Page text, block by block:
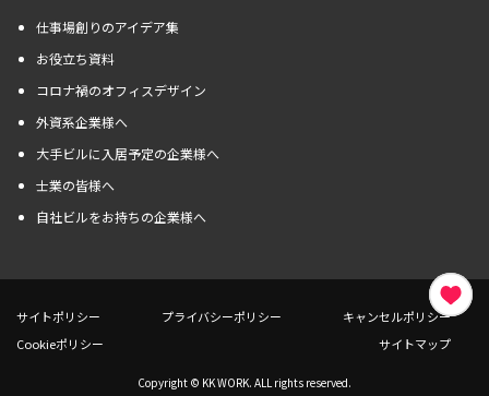
仕事場創りのアイデア集
お役立ち資料
コロナ禍のオフィスデザイン
外資系企業様へ
大手ビルに入居予定の企業様へ
士業の皆様へ
自社ビルをお持ちの企業様へ
サイトポリシー プライバシーポリシー
キャンセルポリシー
Cookieポリシー
サイトマップ
Copyright © KK WORK. ALL rights reserved.